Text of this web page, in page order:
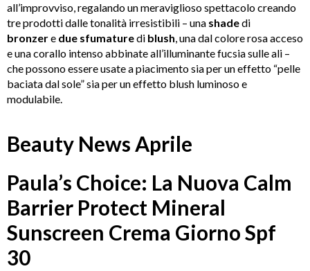
all’improvviso, regalando un meraviglioso spettacolo creando
tre prodottidalle tonalità irresistibili – una shadedi
bronzere due sfumaturedi blush, una dal colore rosa acceso
e una corallo intenso abbinate all’illuminante fucsia sulle ali –
che possono essere usate a piacimento sia per un effetto “pelle
baciata dal sole” sia per un effetto blush luminoso e
modulabile.
Beauty News Aprile
Paula’s Choice: La Nuova Calm
Barrier Protect Mineral
Sunscreen Crema Giorno Spf
30